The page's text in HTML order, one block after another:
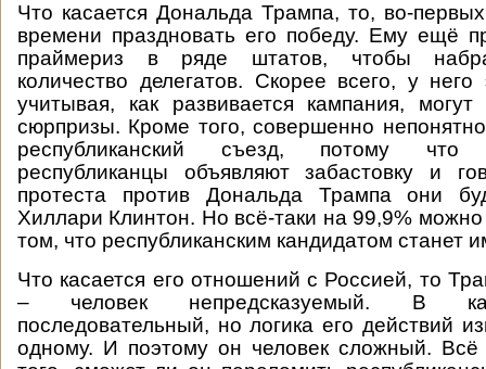
Что касается Дональда Трампа, то, во-
времени праздновать его победу. Ему ещё
праймериз в ряде штатов, чтобы
количество делегатов. Скорее всего, у
учитывая, как развивается кампания,
сюрпризы. Кроме того, совершенно
республиканский съезд, потому что
республиканцы объявляют забастовку и
протеста против Дональда Трампа они
Хиллари Клинтон. Но всё-таки на 99,9%
том, что республиканским кандидатом станет
Что касается его отношений с Россией, то
– человек непредсказуемый. В
последовательный, но логика его действий
одному. И поэтому он человек сложный.